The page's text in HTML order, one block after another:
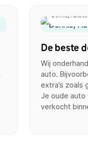
Dennis,
De beste
Wij
auto.
extra’s zoals
Je oude
verkocht